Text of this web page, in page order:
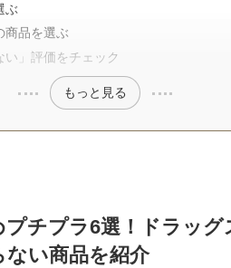
ぶ
品を選ぶ
」評価をチェック
もっと見る
チプラ6選！ドラッ
い商品を紹介